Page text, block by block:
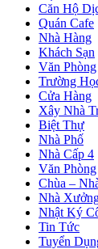
Căn Hộ
Quán Cafe
Nhà Hàng
Khách Sạn
Văn Phòng
Trường
Cửa Hàng
Xây Nhà
Biệt Thự
Nhà Phố
Nhà Cấp 4
Văn Phòng
Chùa –
Nhà
Nhật Ký
Tin Tức
Tuyển